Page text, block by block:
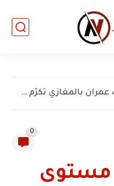
مدرسة مريم بنت عمران بالمغازي تكرّم 135 من طلبتها...
0
مستوى